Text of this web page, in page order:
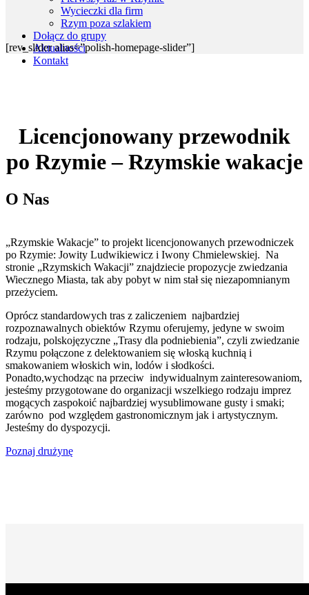
Wycieczki dla firm
Rzym poza szlakiem
Dołącz do grupy
Aktualności
Kontakt
[rev_slider alias=”polish-homepage-slider”]
Licencjonowany przewodnik
po Rzymie – Rzymskie wakacje
O Nas
„Rzymskie Wakacje” to projekt licencjonowanych przewodniczek
po Rzymie: Jowity Ludwikiewicz i Iwony Chmielewskiej. Na
stronie „Rzymskich Wakacji” znajdziecie propozycje zwiedzania
Wiecznego Miasta, tak aby pobyt w nim stał się niezapomnianym
przeżyciem.
Oprócz standardowych tras z zaliczeniem najbardziej
rozpoznawalnych obiektów Rzymu oferujemy, jedyne w swoim
rodzaju, polskojęzyczne „Trasy dla podniebienia”, czyli zwiedzanie
Rzymu połączone z delektowaniem się włoską kuchnią i
smakowaniem włoskich win, lodów i słodkości.
Ponadto,wychodząc na przeciw indywidualnym zainteresowaniom,
jesteśmy przygotowane do organizacji wszelkiego rodzaju imprez
mogących zaspokoić najbardziej wysublimowane gusty i smaki;
zarówno pod względem gastronomicznym jak i artystycznym.
Jesteśmy do dyspozycji.
Poznaj drużynę